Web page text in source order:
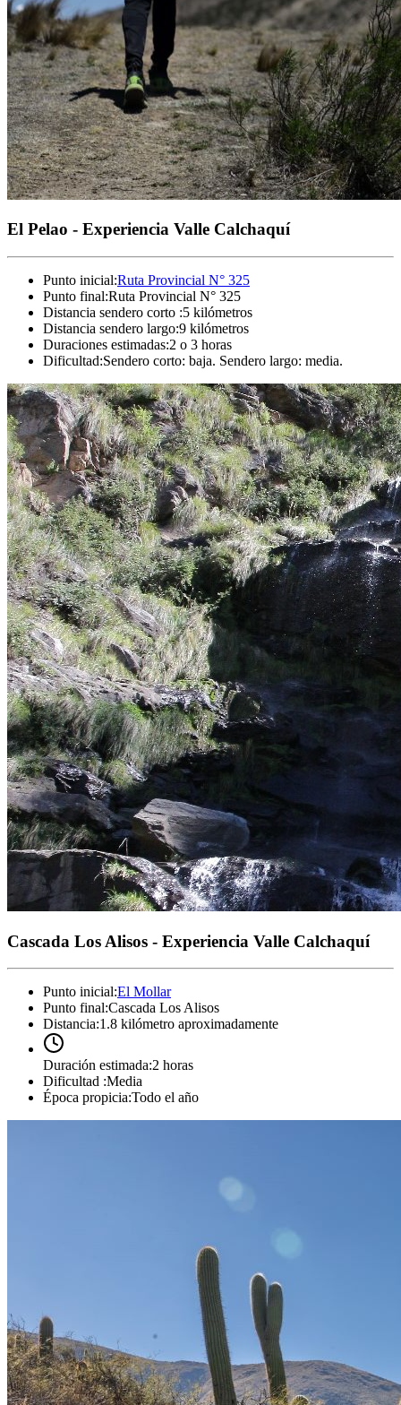
El Pelao - Experiencia Valle Calchaquí
Punto inicial:Ruta Provincial N° 325
Punto final:Ruta Provincial N° 325
Distancia sendero corto :5 kilómetros
Distancia sendero largo:9 kilómetros
Duraciones estimadas:2 o 3 horas
Dificultad:Sendero corto: baja. Sendero largo: media.
Cascada Los Alisos - Experiencia Valle Calchaquí
Punto inicial:El Mollar
Punto final:Cascada Los Alisos
Distancia:1.8 kilómetro aproximadamente
Duración estimada:2 horas
Dificultad :Media
Época propicia:Todo el año